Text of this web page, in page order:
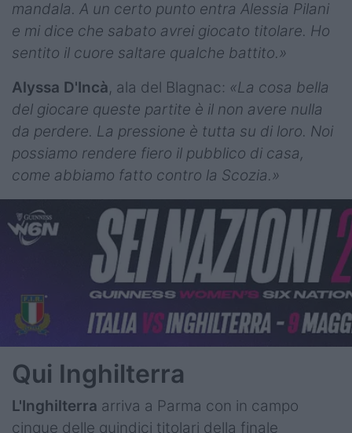
mandala. A un certo punto entra Alessia Pilani
e mi dice che sabato avrei giocato titolare. Ho
sentito il cuore saltare qualche battito.»
Alyssa D'Incà, ala del Blagnac: «La cosa bella
del giocare queste partite è il non avere nulla
da perdere. La pressione è tutta su di loro. Noi
possiamo rendere fiero il pubblico di casa,
come abbiamo fatto contro la Scozia.»
Qui Inghilterra
L'Inghilterra arriva a Parma con in campo
cinque delle quindici titolari della finale